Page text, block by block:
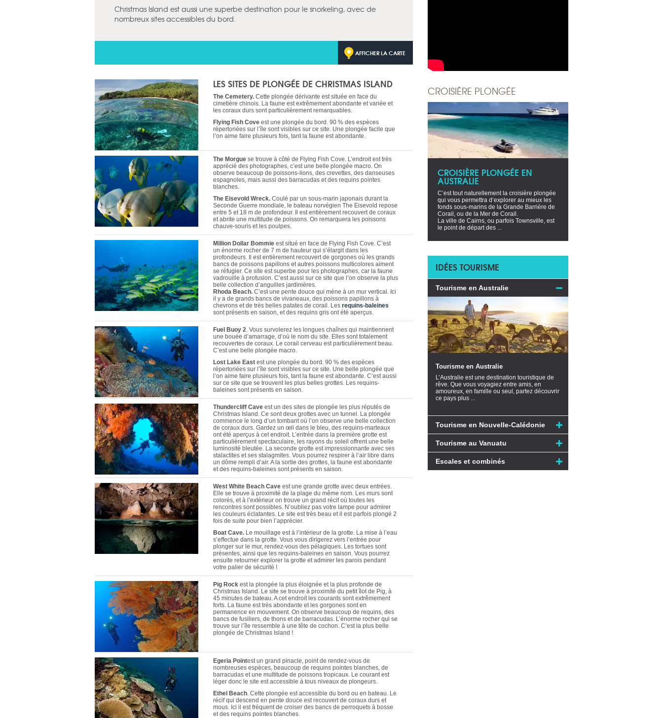
Christmas Island est aussi une superbe destination pour le snorkeling, avec de
nombreux sites accessibles du bord.
AFFICHER LA CARTE
LES SITES DE PLONGÉE DE CHRISTMAS ISLAND
The Cemetery. Cette plongée dérivante est située en face du
cimetière chinois. La faune est extrêmement abondante et variée et
les coraux durs sont particulièrement remarquables.
Flying Fish Cove est une plongée du bord. 90 % des espèces
répertoriées sur l’île sont visibles sur ce site. Une plongée facile que
l’on aime faire plusieurs fois, tant la faune est abondante.
The Morgue se trouve à côté de Flying Fish Cove. L’endroit est très
apprécié des photographes, c’est une belle plongée macro. On
observe beaucoup de poissons-lions, des crevettes, des danseuses
espagnoles, mais aussi des barracudas et des requins pointes
blanches.
The Eisevold Wreck. Coulé par un sous-marin japonais durant la
Seconde Guerre mondiale, le bateau norvégien The Eisevold repose
entre 5 et 18 m de profondeur. Il est entièrement recouvert de coraux
et abrite une multitude de poissons. On remarquera les poissons
chauve-souris et les poulpes.
Million Dollar Bommie est situé en face de Flying Fish Cove. C’est
un énorme rocher de 7 m de hauteur qui s’élargit dans les
profondeurs. Il est entièrement recouvert de gorgones où les grands
bancs de poissons papillons et autres poissons multicolores aiment
se réfugier. Ce site est superbe pour les photographes, car la faune
vadrouille à profusion. C’est aussi sur ce site que l’on observe la plus
belle collection d’anguilles jardinières.
Rhoda Beach. C’est une pente douce qui mène à un mur vertical. Ici
il y a de grands bancs de vivaneaux, des poissons papillons à
chevrons et de très belles patates de corail. Les requins-baleines
sont présents en saison, et des requins gris ont été aperçus.
Fuel Buoy 2. Vous survolerez les longues chaînes qui maintiennent
une bouée d’amarrage, d’où le nom du site. Elles sont totalement
recouvertes de coraux. Le corail cerveau est particulièrement beau.
C’est une belle plongée macro.
Lost Lake East est une plongée du bord. 90 % des espèces
répertoriées sur l’île sont visibles sur ce site. Une belle plongée que
l’on aime faire plusieurs fois, tant la faune est abondante. C’est aussi
sur ce site que se trouvent les plus belles grottes. Les requins-
baleines sont présents en saison.
Thundercliff Cave est un des sites de plongée les plus réputés de
Christmas Island. Ce sont deux grottes avec un tunnel. La plongée
commence le long d’un tombant où l’on observe une belle collection
de coraux durs. Gardez un œil dans le bleu, des requins-marteaux
ont été aperçus à cet endroit. L’entrée dans la première grotte est
particulièrement spectaculaire, les rayons du soleil offrent une belle
luminosité bleutée. La seconde grotte est impressionnante avec ses
stalactites et ses stalagmites. Vous pourrez respirer à l’air libre dans
un dôme rempli d’air. A la sortie des grottes, la faune est abondante
et des requins-baleines sont présents en saison.
West White Beach Cave est une grande grotte avec deux entrées.
Elle se trouve à proximité de la plage du même nom. Les murs sont
colorés, et à l’extérieur on trouve un grand récif où toutes les
rencontres sont possibles. N’oubliez pas votre lampe pour admirer
les couleurs éclatantes. Le site est très beau et il est parfois plongé 2
fois de suite pour bien l’apprécier.
Boat Cave. Le mouillage est à l’intérieur de la grotte. La mise à l’eau
s’effectue dans la grotte. Vous vous dirigerez vers l’entrée pour
plonger sur le mur, rendez-vous des pélagiques. Les tortues sont
présentes, ainsi que les requins-baleines en saison. Vous pourrez
ensuite retourner explorer la grotte et admirer les parois pendant
votre palier de sécurité !
Pig Rock est la plongée la plus éloignée et la plus profonde de
Christmas Island. Le site se trouve à proximité du petit îlot de Pig, à
45 minutes de bateau. A cet endroit les courants sont extrêmement
forts. La faune est très abondante et les gorgones sont en
permanence en mouvement. On observe beaucoup de requins, des
bancs de fusiliers, de thons et de barracudas. L’énorme rocher qui se
trouve sur l’île ressemble à une tête de cochon. C’est la plus belle
plongée de Christmas Island !
Egeria Pointest un grand pinacle, point de rendez-vous de
nombreuses espèces, beaucoup de requins pointes blanches, de
barracudas et une multitude de poissons tropicaux. Le courant est
léger donc le site est accessible à tous niveaux de plongeurs.
Ethel Beach. Cette plongée est accessible du bord ou en bateau. Le
récif qui descend en pente douce est recouvert de coraux durs et
mous. Ici il est fréquent de croiser des bancs de perroquets à bosse
et des requins pointes blanches.
CROISIÈRE PLONGÉE
CROISIÈRE PLONGÉE EN
AUSTRALIE
C’est tout naturellement la croisière plongée
qui vous permettra d’explorer au mieux les
fonds sous-marins de la Grande Barrière de
Corail, ou de la Mer de Corail.
La ville de Cairns, ou parfois Townsville, est
le point de départ des ...
IDÉES TOURISME
Tourisme en Australie
Tourisme en Australie
L’Australie est une destination touristique de
rêve. Que vous voyagiez entre amis, en
amoureux, en famille ou seul, partez découvrir
ce pays plus ...
Tourisme en Nouvelle-Calédonie
Tourisme au Vanuatu
Escales et combinés